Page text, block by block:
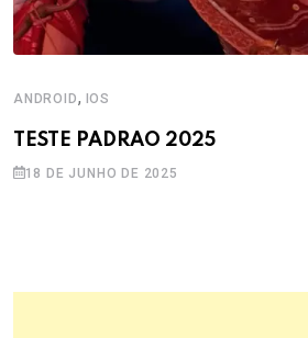
ANDROID, IOS
TESTE PADRAO 2025
18 DE JUNHO DE 2025